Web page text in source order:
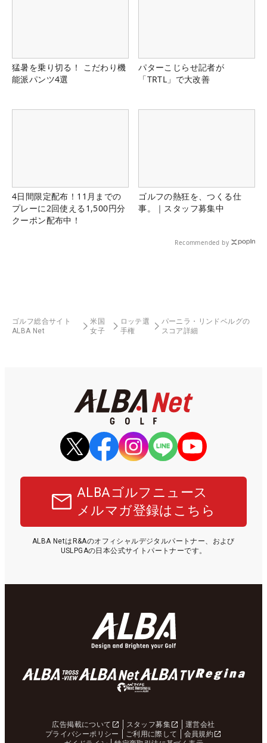
猛暑を乗り切る！ こだわり機
能派パンツ4選
パターこじらせ記者が
「TRTL」で大改善
4日間限定配布！11月までの
プレーに2回使える1,500円分
クーポン配布中！
ゴルフの熱狂を、つくる仕
事。｜スタッフ募集中
Recommended by
ゴルフ総合サイト
ALBA Net
米国
女子
ロッテ選
手権
パーニラ・リンドベルグの
スコア詳細
ALBAゴルフニュース
メルマガ登録はこちら
ALBA NetはR&Aのオフィシャルデジタルパートナー、および
USLPGAの日本公式サイトパートナーです。
広告掲載について スタッフ募集
運営会社
プライバシーポリシー
ご利用に際して
会員規約